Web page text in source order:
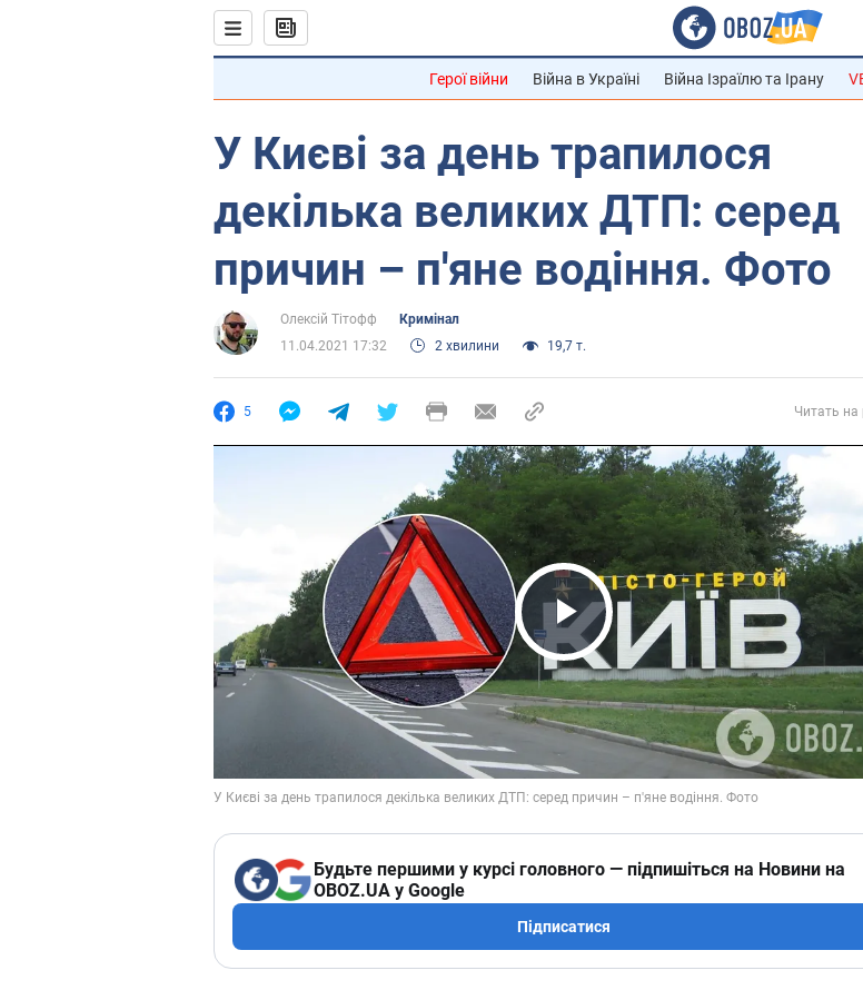
Герої війни Війна в Україні Війна Ізраїлю та Ірану
У Києві за день трапилося
декілька великих ДТП: серед
причин – п'яне водіння. Фото
Олексій Тітофф
Кримінал
11.04.2021 17:32
2 хвилини 19,7 т.
5 Читать на
Play Video
Будьте першими у курсі головного — підпишіться на Новини на
OBOZ.UA у Google
Підписатися